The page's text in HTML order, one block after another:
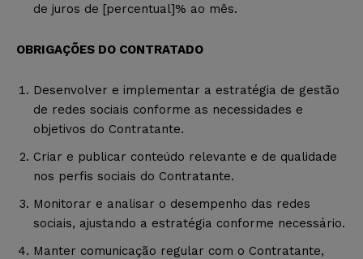
de juros de [percentual]% ao mês.
OBRIGAÇÕES DO CONTRATADO
Desenvolver e implementar a estratégia de gestão
de redes sociais conforme as necessidades e
objetivos do Contratante.
Criar e publicar conteúdo relevante e de qualidade
nos perfis sociais do Contratante.
Monitorar e analisar o desempenho das redes
sociais, ajustando a estratégia conforme necessário.
Manter comunicação regular com o Contratante,